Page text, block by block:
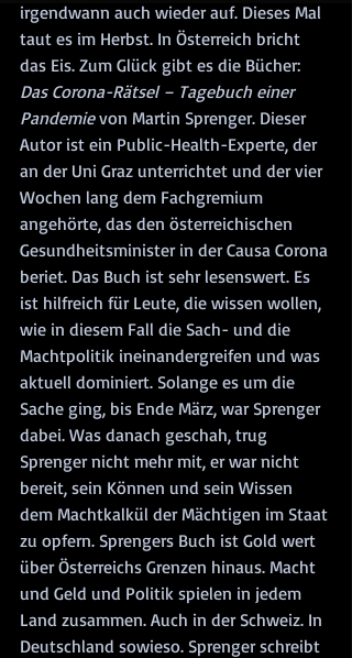
irgendwann auch wieder auf. Dieses Mal
taut es im Herbst. In Österreich bricht
das Eis. Zum Glück gibt es die Bücher:
Das Corona-Rätsel – Tagebuch einer
Pandemie von Martin Sprenger. Dieser
Autor ist ein Public-Health-Experte, der
an der Uni Graz unterrichtet und der vier
Wochen lang dem Fachgremium
angehörte, das den österreichischen
Gesundheitsminister in der Causa Corona
beriet. Das Buch ist sehr lesenswert. Es
ist hilfreich für Leute, die wissen wollen,
wie in diesem Fall die Sach- und die
Machtpolitik ineinandergreifen und was
aktuell dominiert. Solange es um die
Sache ging, bis Ende März, war Sprenger
dabei. Was danach geschah, trug
Sprenger nicht mehr mit, er war nicht
bereit, sein Können und sein Wissen
dem Machtkalkül der Mächtigen im Staat
zu opfern. Sprengers Buch ist Gold wert
über Österreichs Grenzen hinaus. Macht
und Geld und Politik spielen in jedem
Land zusammen. Auch in der Schweiz. In
Deutschland sowieso. Sprenger schreibt